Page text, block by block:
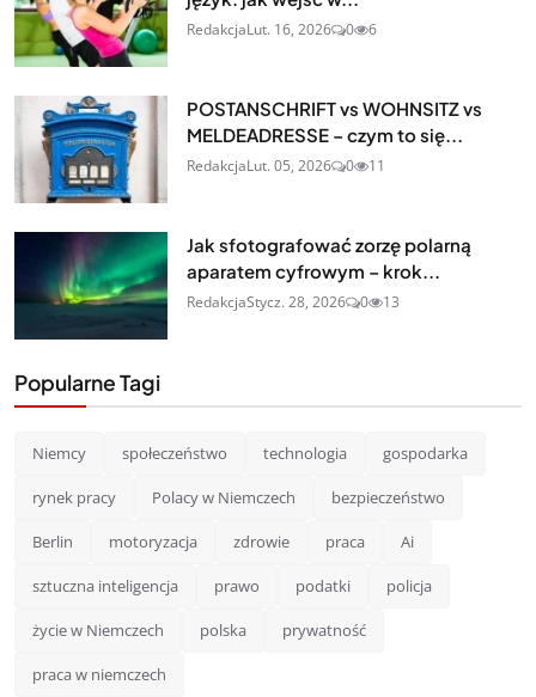
RedakcjaLut. 16, 2026 0 6
POSTANSCHRIFT vs WOHNSITZ vs
MELDEADRESSE – czym to się...
RedakcjaLut. 05, 2026 0 11
Jak sfotografować zorzę polarną
aparatem cyfrowym – krok...
RedakcjaStycz. 28, 2026 0 13
Popularne Tagi
Niemcy społeczeństwo technologia gospodarka
rynek pracy Polacy w Niemczech bezpieczeństwo
Berlin motoryzacja zdrowie praca Ai
sztuczna inteligencja prawo podatki policja
życie w Niemczech polska prywatność
praca w niemczech